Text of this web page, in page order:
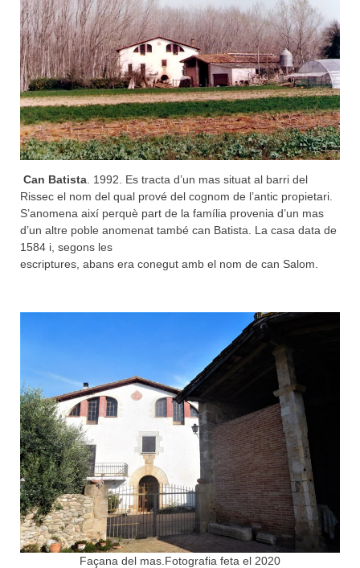
Can Batista. 1992. Es tracta d’un mas situat al barri del
Rissec el nom del qual prové del cognom de l’antic propietari.
S’anomena així perquè part de la família provenia d’un mas
d’un altre poble anomenat també can Batista. La casa data de
1584 i, segons les
escriptures, abans era conegut amb el nom de can Salom.
Façana del mas.Fotografia feta el 2020